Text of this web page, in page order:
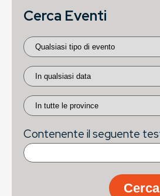
Cerca Eventi
Contenente il seguente